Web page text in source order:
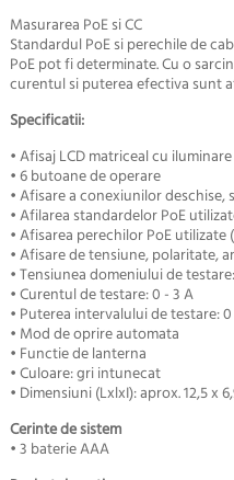
Masurarea PoE si CC
Standardul PoE si perechile de
PoE pot fi determinate. Cu o
curentul si puterea efectiva sunt
Specificatii:
• Afisaj LCD matriceal cu
• 6 butoane de operare
• Afisare a conexiunilor
• Afilarea standardelor PoE
• Afisarea perechilor PoE utilizate
• Afisare de tensiune, polaritate,
• Tensiunea domeniului de
• Curentul de testare: 0 - 3 A
• Puterea intervalului de testare:
• Mod de oprire automata
• Functie de lanterna
• Culoare: gri intunecat
• Dimensiuni (LxlxI): aprox. 12,5 x
Cerinte de sistem
• 3 baterie AAA